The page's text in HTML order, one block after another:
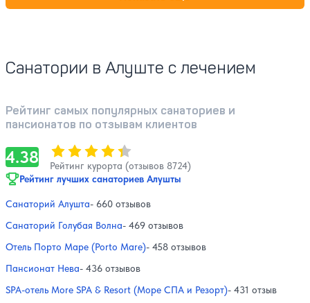
Санатории в Алуште с лечением
Рейтинг самых популярных санаториев и
пансионатов по отзывам клиентов
4.38 Оценка, количество звезд:
Рейтинг курорта (отзывов 8724)
Рейтинг лучших санаториев Алушты
Санаторий Алушта- 660 отзывов
Санаторий Голубая Волна- 469 отзывов
Отель Порто Маре (Porto Mare)- 458 отзывов
Пансионат Нева- 436 отзывов
SPA-отель More SPA & Resort (Море СПА и Резорт)- 431 отзыв